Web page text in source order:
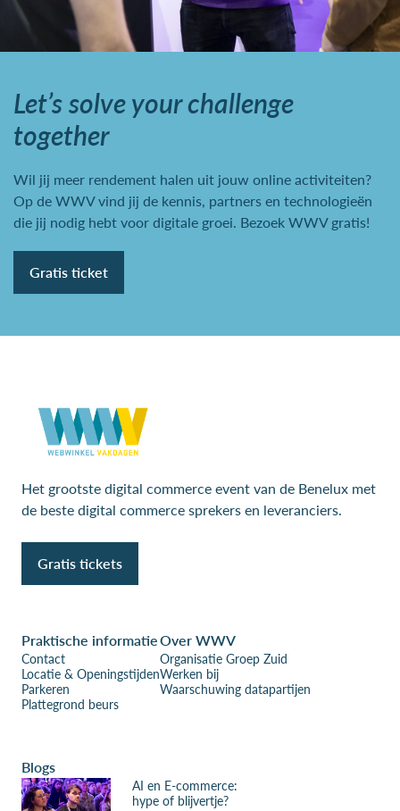
Let’s solve your challenge
together
Wil jij meer rendement halen uit jouw online activiteiten?
Op de WWV vind jij de kennis, partners en technologieën
die jij nodig hebt voor digitale groei. Bezoek WWV gratis!
Gratis ticket
Het grootste digital commerce event van de Benelux met
de beste digital commerce sprekers en leveranciers.
Gratis tickets
Praktische informatie
Contact
Locatie & Openingstijden
Parkeren
Plattegrond beurs
Over WWV
Organisatie Groep Zuid
Werken bij
Waarschuwing datapartijen
Blogs
AI en E-commerce:
hype of blijvertje?